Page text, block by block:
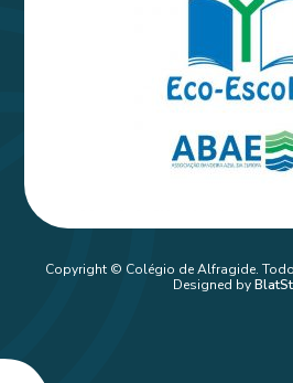
Copyright © Colégio de Alfragide.
Designed by